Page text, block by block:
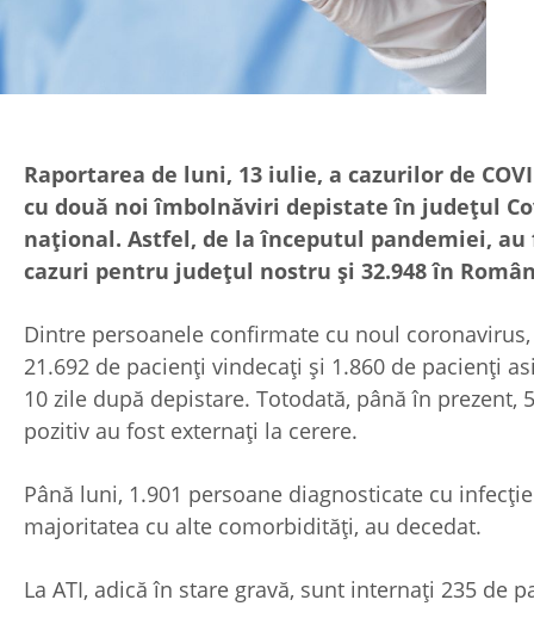
Raportarea de luni, 13 iulie, a cazurilor de
cu două noi îmbolnăviri depistate în județul
național. Astfel, de la începutul pandemiei,
cazuri pentru județul nostru și 32.948 în
Dintre persoanele confirmate cu noul
21.692 de pacienți vindecați și 1.860 de pacienți
10 zile după depistare. Totodată, până în prezent,
pozitiv au fost externați la cerere.
Până luni, 1.901 persoane diagnosticate cu infecție
majoritatea cu alte comorbidități, au decedat.
La ATI, adică în stare gravă, sunt internați 235 de